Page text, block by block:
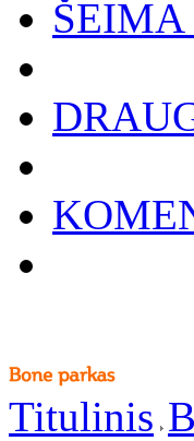
ŠEIMA
Titulinis